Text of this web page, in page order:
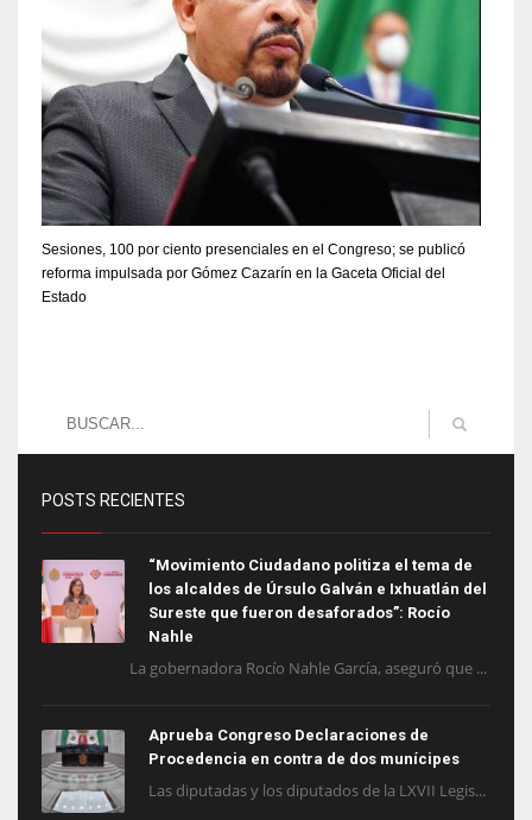
Sesiones, 100 por ciento presenciales en el Congreso; se publicó
reforma impulsada por Gómez Cazarín en la Gaceta Oficial del
Estado
POSTS RECIENTES
“Movimiento Ciudadano politiza el tema de
los alcaldes de Úrsulo Galván e Ixhuatlán del
Sureste que fueron desaforados”: Rocío
Nahle
La gobernadora Rocío Nahle García, aseguró que ...
Aprueba Congreso Declaraciones de
Procedencia en contra de dos munícipes
Las diputadas y los diputados de la LXVII Legis...